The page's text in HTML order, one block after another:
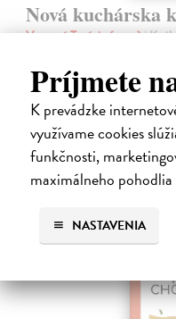
Príjmete
K prevádzke
využívame cookies
funkčnosti,
maximálneho
NASTAVENIA
Nová kuchárska
Vansová Terézia (zost.)|
kuchárska kniha z pera
však dielom, ktoré zaručene
Na sklade ?
23,66 €
24,90 € ?